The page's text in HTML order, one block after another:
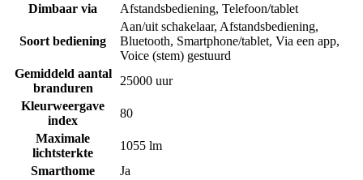
Dimbaar via
Afstandsbediening, Telefoon/tablet
Soort bediening
Aan/uit schakelaar, Afstandsbediening,
Bluetooth, Smartphone/tablet, Via een app,
Voice (stem) gestuurd
Gemiddeld aantal
branduren
25000 uur
Kleurweergave
index
80
Maximale
lichtsterkte
1055 lm
Smarthome
Ja